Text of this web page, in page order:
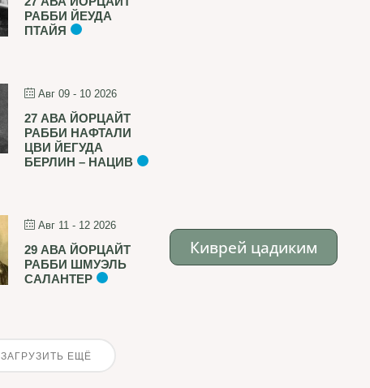
РАББИ ЙЕУДА
ПТАЙЯ
Авг 09 - 10 2026
27 АВА ЙОРЦАЙТ
РАББИ НАФТАЛИ
ЦВИ ЙЕГУДА
БЕРЛИН – НАЦИВ
Авг 11 - 12 2026
29 АВА ЙОРЦАЙТ
РАББИ ШМУЭЛЬ
САЛАНТЕР
ЗАГРУЗИТЬ ЕЩЁ
Киврей цадиким